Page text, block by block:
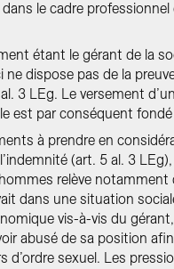
le cadre professionnel
étant le gérant de la
ne dispose pas de la
3 LEg. Le versement
est par conséquent fondé
à prendre en
(art. 5 al. 3 LEg),
relève notamment
dans une situation
vis-à-vis du
abusé de sa position
d’ordre sexuel. Les